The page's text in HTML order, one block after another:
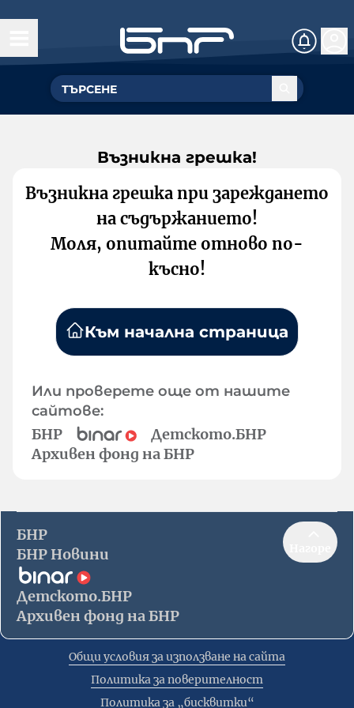
Възникна грешка!
Възникна грешка при зареждането
на съдържанието!
Моля, опитайте отново по-
късно!
Към начална страница
Или проверете още от нашите
сайтове:
БНР
Детското.БНР
Архивен фонд на БНР
БНР
БНР Новини
Детското.БНР
Архивен фонд на БНР
Общи условия за използване на сайта
Политика за поверителност
Политика за „бисквитки“